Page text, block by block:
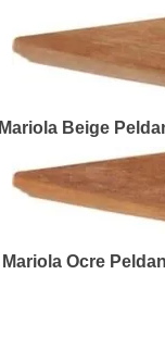
Mariola Beige
Mariola Ocre